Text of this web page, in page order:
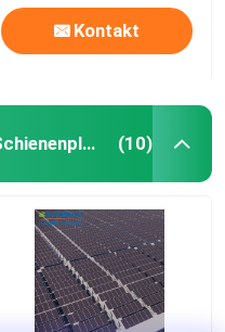
Kontakt
Flexible Sonnenkollektor-Schienenplatten (10)